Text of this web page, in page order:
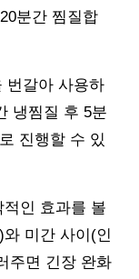
분간 찜질합
번갈아 사용하
냉찜질 후 5분
진행할 수 있
인 효과를 볼
미간 사이(인
주면 긴장 완화